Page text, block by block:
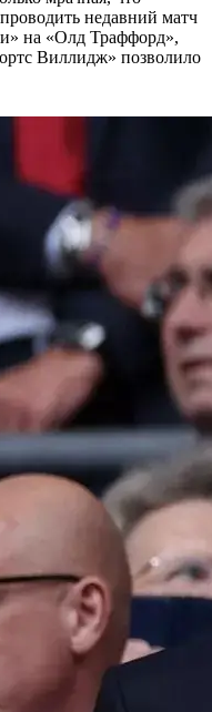
недавний матч
на «Олд Траффорд»,
Виллидж» позволило